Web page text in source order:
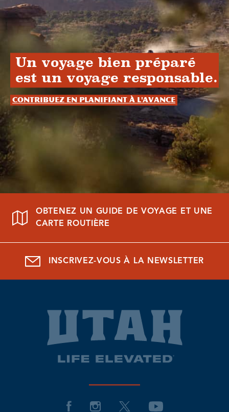
Un voyage bien préparé
est un voyage responsable.
Contribuez en planifiant à l'avance
OBTENEZ UN GUIDE DE VOYAGE ET UNE
CARTE ROUTIÈRE
INSCRIVEZ-VOUS À LA NEWSLETTER